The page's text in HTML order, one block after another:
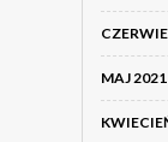
MAJ 2021